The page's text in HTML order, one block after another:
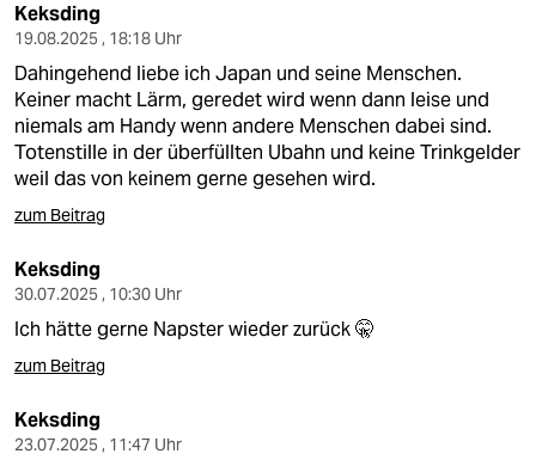
Keksding
19.08.2025 , 18:18 Uhr
Dahingehend liebe ich Japan und seine Menschen.
Keiner macht Lärm, geredet wird wenn dann leise und
niemals am Handy wenn andere Menschen dabei sind.
Totenstille in der überfüllten Ubahn und keine Trinkgelder
weil das von keinem gerne gesehen wird.
zum Beitrag
Keksding
30.07.2025 , 10:30 Uhr
Ich hätte gerne Napster wieder zurück 🤫
zum Beitrag
Keksding
23.07.2025 , 11:47 Uhr